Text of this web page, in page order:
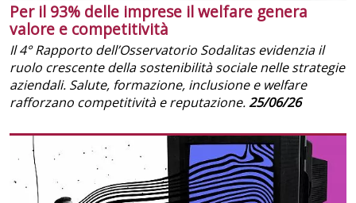
Per il 93% delle imprese il welfare genera
valore e competitività
Il 4° Rapporto dell’Osservatorio Sodalitas evidenzia il
ruolo crescente della sostenibilità sociale nelle strategie
aziendali. Salute, formazione, inclusione e welfare
rafforzano competitività e reputazione.25/06/26